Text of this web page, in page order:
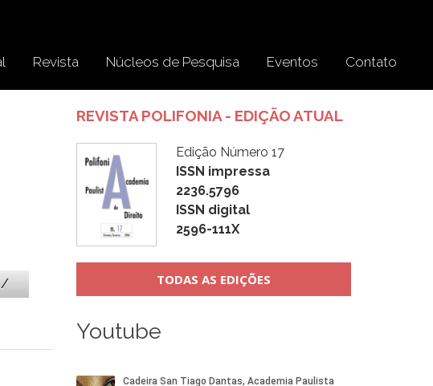
Revista Núcleos de Pesquisa Eventos Contato
REVISTA POLIFONIA - EDIÇÃO ATUAL
Edição Número 17
ISSN impressa
2236.5796
ISSN digital
2596-111X
TODAS AS EDIÇÕES
Youtube